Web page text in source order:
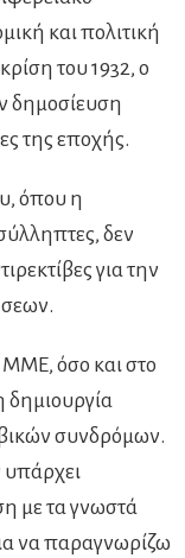
και πολιτική
του 1932, ο
δημοσίευση
της εποχής.
όπου η
δεν
για την
ΜΜΕ, όσο και στο
δημιουργία
συνδρόμων.
υπάρχει
με τα γνωστά
να παραγνωρίζω